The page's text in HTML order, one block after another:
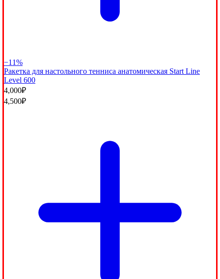
−11%
Ракетка для настольного тенниса анатомическая Start Line
Level 600
4,000₽
4,500₽